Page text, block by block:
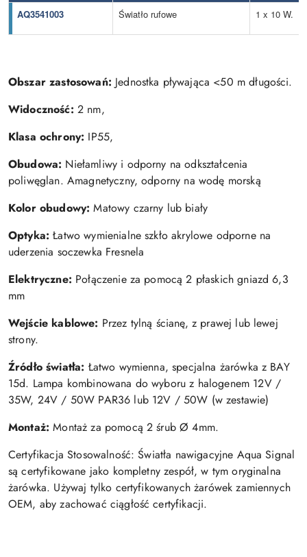
AQ3541003
Światło rufowe 1 x 10 W.
Obszar zastosowań: Jednostka pływająca <50 m długości.
Widoczność: 2 nm,
Klasa ochrony: IP55,
Obudowa: Niełamliwy i odporny na odkształcenia
poliwęglan. Amagnetyczny, odporny na wodę morską
Kolor obudowy:Matowy czarny lub biały
Optyka:Łatwo wymienialne szkło akrylowe odporne na
uderzenia soczewka Fresnela
Elektryczne: Połączenie za pomocą 2 płaskich gniazd 6,3
mm
Wejście kablowe: Przez tylną ścianę, z prawej lub lewej
strony.
Źródło światła: Łatwo wymienna, specjalna żarówka z BAY
15d. Lampa kombinowana do wyboru z halogenem 12V /
35W, 24V / 50W PAR36 lub 12V / 50W (w zestawie)
Montaż:Montaż za pomocą 2 śrub Ø 4mm.
Certyfikacja Stosowalność: Światła nawigacyjne Aqua Signal
są certyfikowane jako kompletny zespół, w tym oryginalna
żarówka. Używaj tylko certyfikowanych żarówek zamiennych
OEM, aby zachować ciągłość certyfikacji.